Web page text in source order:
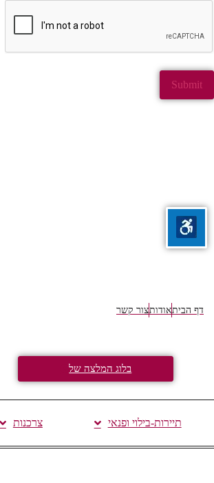
דף הביתאודותצור קשר
בלוג המלצה של
תיירות-בילוי ופנאי צרכנות